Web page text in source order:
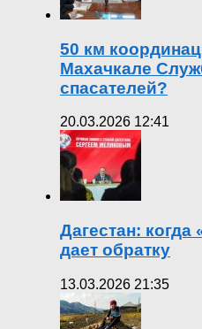
50 км
Махачкале
спасателей?
20.03.2026 12:41
Дагестан: когда
дает обратку
13.03.2026 21:35